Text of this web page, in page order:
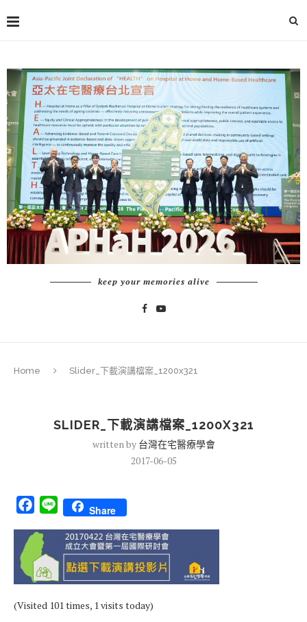
keep your memories alive
Home Slider_下載演講檔案_1200x321
SLIDER_下載演講檔案_1200X321
written by 台灣在宅醫療學會
2017-06-05
Facebook
Line Share
(Visited 101 times, 1 visits today)